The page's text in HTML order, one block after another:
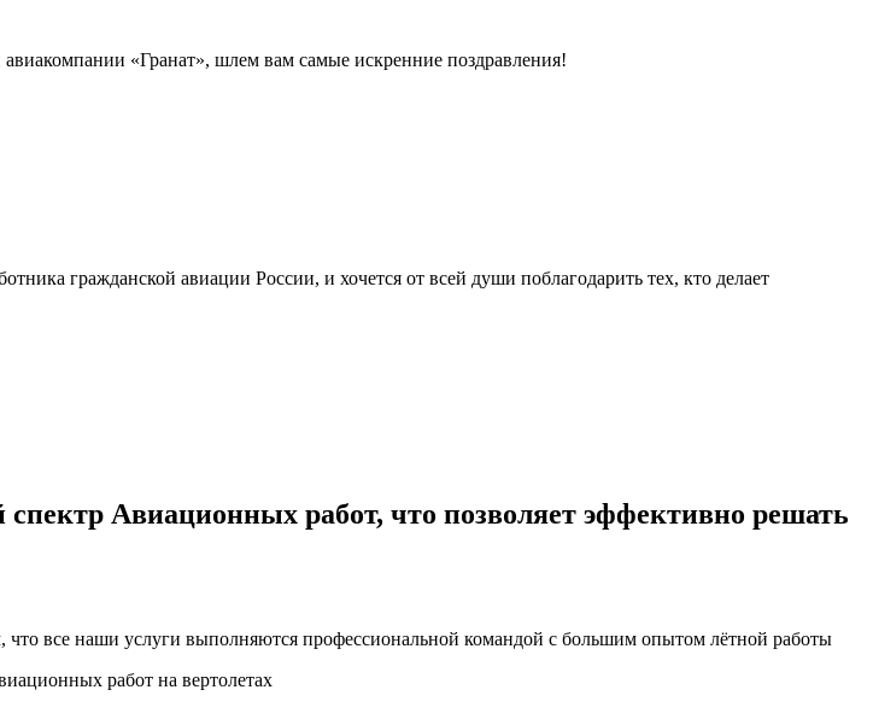
«Гранат», шлем вам самые искренние поздравления!
гражданской авиации России, и хочется от всей души поблагодарить тех, кто делает
Авиационных работ, что позволяет эффективно решать
все наши услуги выполняются профессиональной командой с большим опытом лётной работы
работ на вертолетах